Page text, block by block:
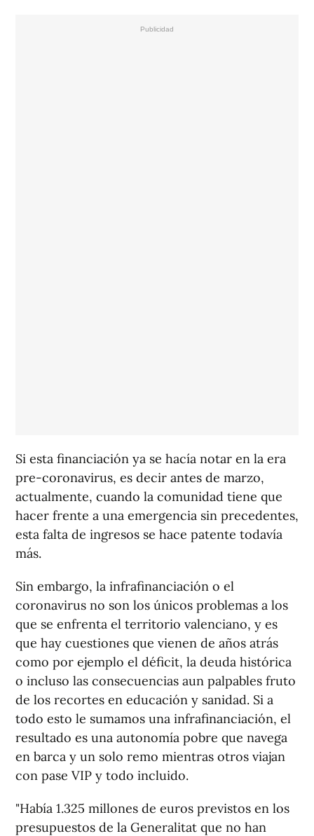
Si esta financiación ya se hacía notar en la era
pre-coronavirus, es decir antes de marzo,
actualmente, cuando la comunidad tiene que
hacer frente a una emergencia sin precedentes,
esta falta de ingresos se hace patente todavía
más.
Sin embargo, la infrafinanciación o el
coronavirus no son los únicos problemas a los
que se enfrenta el territorio valenciano, y es
que hay cuestiones que vienen de años atrás
como por ejemplo el déficit, la deuda histórica
o incluso las consecuencias aun palpables fruto
de los recortes en educación y sanidad. Si a
todo esto le sumamos una infrafinanciación, el
resultado es una autonomía pobre que navega
en barca y un solo remo mientras otros viajan
con pase VIP y todo incluido.
"Había 1.325 millones de euros previstos en los
presupuestos de la Generalitat que no han